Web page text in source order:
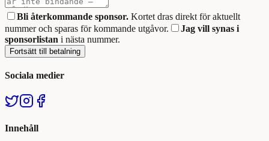
Bli återkommande sponsor. Kortet dras direkt för aktuellt
nummer och sparas för kommande utgåvor.
Jag vill synas i
sponsorlistan i nästa nummer.
Fortsätt till betalning
Sociala medier
Innehåll